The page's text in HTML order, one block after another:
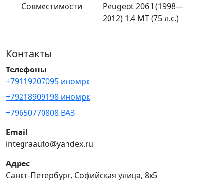
Совместимости
Peugeot 206 I (1998—
2012) 1.4 MT (75 л.с.)
Контакты
Телефоны
+79119207095 иномрк
+79218909198 иномрк
+79650770808 ВАЗ
Email
integraauto@yandex.ru
Адрес
Санкт-Петербург, Софийская улица, 8к5